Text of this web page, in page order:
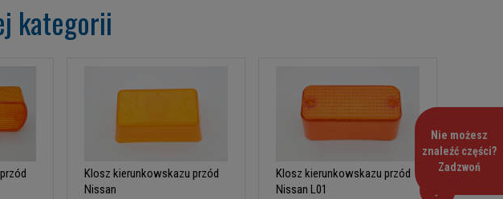
kategorii
Klosz kierunkowskazu przód
Nissan
Klosz kierunkowskazu przód
Nissan L01
Klosz
Nie możesz
znaleźć części?
Zadzwoń